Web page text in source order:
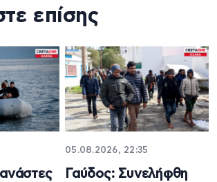
επίσης
05.08.2026, 22:35
Γαύδος: Συνελήφθη